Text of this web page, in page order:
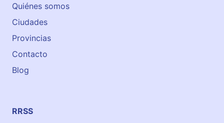
Quiénes somos
Ciudades
Provincias
Contacto
Blog
RRSS